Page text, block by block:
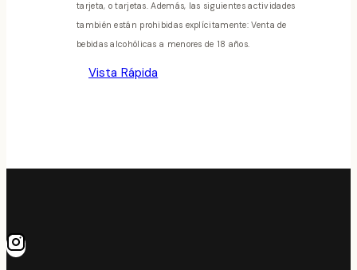
tarjeta, o tarjetas. Además, las siguientes actividades
también están prohibidas explícitamente: Venta de
bebidas alcohólicas a menores de 18 años.
Vista Rápida